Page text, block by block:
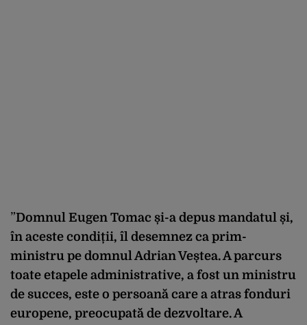
”Domnul Eugen Tomac și-a depus mandatul și,
în aceste condiții, îl desemnez ca prim-
ministru pe domnul Adrian Veștea. A parcurs
toate etapele administrative, a fost un ministru
de succes, este o persoană care a atras fonduri
europene, preocupată de dezvoltare. A